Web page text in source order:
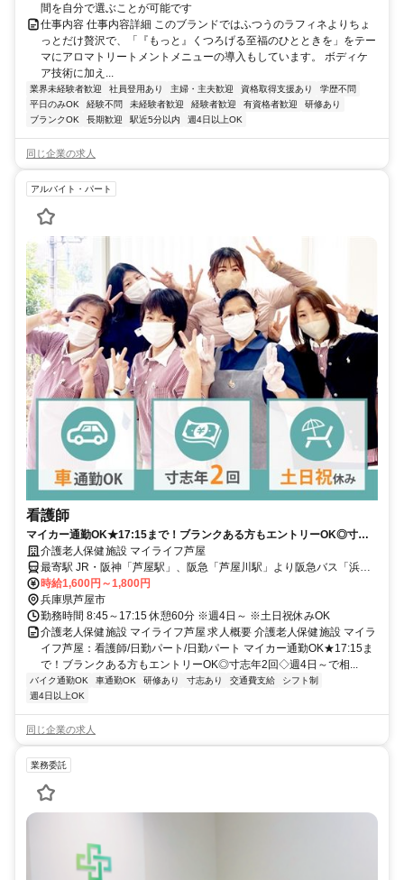
間を自分で選ぶことが可能です
仕事内容 仕事内容詳細 このブランドではふつうのラフィネよりちょ
っとだけ贅沢で、「『もっと』くつろげる至福のひとときを」をテー
マにアロマトリートメントメニューの導入もしています。 ボディケ
ア技術に加え...
業界未経験者歓迎 社員登用あり 主婦・主夫歓迎 資格取得支援あり
学歴不問
平日のみOK
経験不問 未経験者歓迎 経験者歓迎 有資格者歓迎
研修あり
ブランクOK
長期歓迎 駅近5分以内 週4日以上OK
同じ企業の求人
アルバイト・パート
看護師
マイカー通勤OK★17:15まで！ブランクある方もエントリーOK◎寸志
年2回◇週4日～で相談OK☆【芦屋市・老健・看護師・日勤パート】
介護老人保健施設 マイライフ芦屋
最寄駅 JR・阪神「芦屋駅」、阪急「芦屋川駅」より阪急バス「浜風
大橋南」停車場下車すぐ
時給1,600円～1,800円
兵庫県芦屋市
勤務時間 8:45～17:15 休憩60分 ※週4日～ ※土日祝休みOK
介護老人保健施設 マイライフ芦屋 求人概要 介護老人保健施設 マイラ
イフ芦屋：看護師/日勤パート/日勤パート マイカー通勤OK★17:15ま
で！ブランクある方もエントリーOK◎寸志年2回◇週4日～で相...
バイク通勤OK 車通勤OK 研修あり 寸志あり 交通費支給
シフト制
週4日以上OK
同じ企業の求人
業務委託